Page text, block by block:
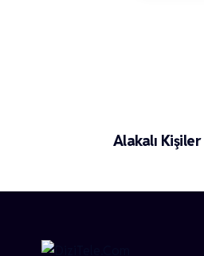
Alakalı Kişiler
Vildan